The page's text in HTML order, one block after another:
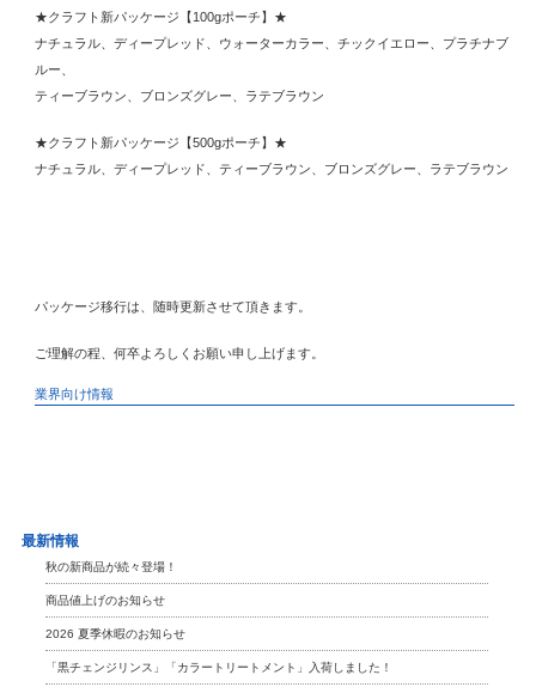
★クラフト新パッケージ【100gポーチ】★
ナチュラル、ディープレッド、ウォーターカラー、チックイエロー、プラチナブ
ルー、
ティーブラウン、ブロンズグレー、ラテブラウン
★クラフト新パッケージ【500gポーチ】★
ナチュラル、ディープレッド、ティーブラウン、ブロンズグレー、ラテブラウン
パッケージ移行は、随時更新させて頂きます。
ご理解の程、何卒よろしくお願い申し上げます。
業界向け情報
最新情報
秋の新商品が続々登場！
商品値上げのお知らせ
2026 夏季休暇のお知らせ
「黒チェンジリンス」「カラートリートメント」入荷しました！